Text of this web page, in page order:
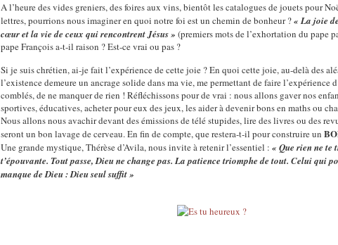
A l’heure des vides greniers, des foires aux vins, bientôt les catalogues de jouets pour
lettres, pourrions nous imaginer en quoi notre foi est un chemin de bonheur ?« La joie
cœur et la vie de ceux qui rencontrent Jésus » (premiers mots de l’exhortation du pape
pape François a-t-il raison ? Est-ce vrai ou pas ?
Si je suis chrétien, ai-je fait l’expérience de cette joie ? En quoi cette joie, au-delà des
l’existence demeure un ancrage solide dans ma vie, me permettant de faire l’expérience
comblés, de ne manquer de rien ! Réfléchissons pour de vrai : nous allons gaver nos
sportives, éducatives, acheter pour eux des jeux, les aider à devenir bons en maths ou
Nous allons nous avachir devant des émissions de télé stupides, lire des livres ou des
seront un bon lavage de cerveau. En fin de compte, que restera-t-il pour construire un
Une grande mystique, Thérèse d’Avila, nous invite à retenir l’essentiel : « Que rien ne te
t’épouvante. Tout passe, Dieu ne change pas. La patience triomphe de tout. Celui qui
manque de Dieu : Dieu seul suffit »